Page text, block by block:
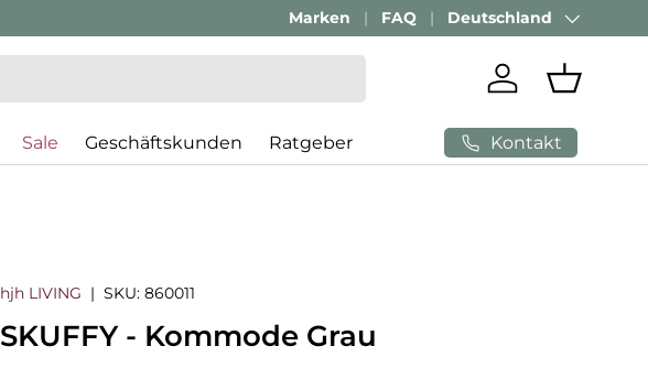
Passenden Bürostuhl finden mitAI-Beratung
Marken FAQ Land/Region
Deutschland
Einloggen
Sale Geschäftskunden Ratgeber Kontakt
hjh LIVING |SKU: 860011
SKUFFY - Kommode Grau